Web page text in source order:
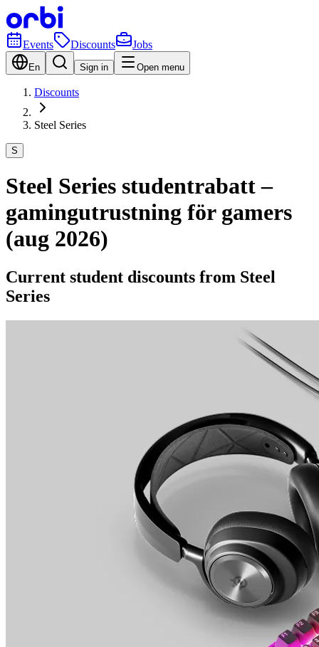
Events Discounts Jobs
En Sign in Open menu
Discounts
Steel Series
S
Steel Series studentrabatt –
gamingutrustning för gamers
(aug 2026)
Current student discounts from Steel
Series